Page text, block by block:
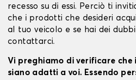
recesso su di essi. Perciò ti
che i prodotti che desideri
al tuo veicolo e se hai dei
contattarci.
Vi preghiamo di verificare
siano adatti a voi. Essendo